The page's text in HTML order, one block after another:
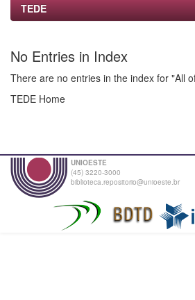
TEDE
No Entries in Index
There are no entries in the index for "All
TEDE Home
UNIOESTE
(45) 3220-3000
biblioteca.repositorio@unioeste.br